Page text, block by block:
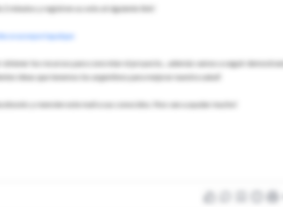
2 minutos y registren su voto al siguiente link!
obtener los recursos para concretar el proyecto... además vamos a seguir
ideas que tenemos los argentinos para mejorar nuestra salud!
y reenvien este mail a sus conocidos. Nos van a ayudar mucho!